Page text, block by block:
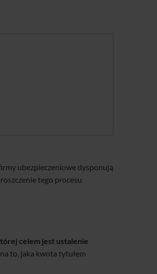
ubezpieczeniowe dysponują
tego procesu
celem jest ustalenie
to, jaka kwota tytułem